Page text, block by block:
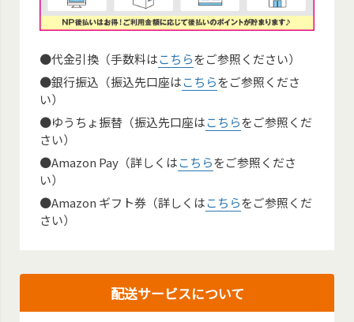
●代金引換（手数料はこちらをご参照ください）
●銀行振込（振込先口座はこちらをご参照くださ
い）
●ゆうちょ振替（振込先口座はこちらをご参照くだ
さい）
●Amazon Pay（詳しくはこちらをご参照くださ
い）
●Amazon ギフト券（詳しくはこちらをご参照くだ
さい）
配送サービスについて